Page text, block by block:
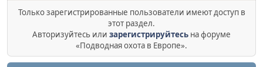
Только зарегистрированные пользователи имеют доступ в
этот раздел.
Авторизуйтесь или зарегистрируйтесь на форуме
«Подводная охота в Европе».